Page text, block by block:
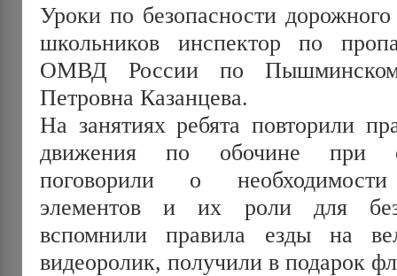
Уроки по безопасности
школьников инспектор по
ОМВД России по
Петровна Казанцева.
На занятиях ребята повторили
движения по обочине при
поговорили о необходимости
элементов и их роли для
вспомнили правила езды на
видеоролик, получили в подарок